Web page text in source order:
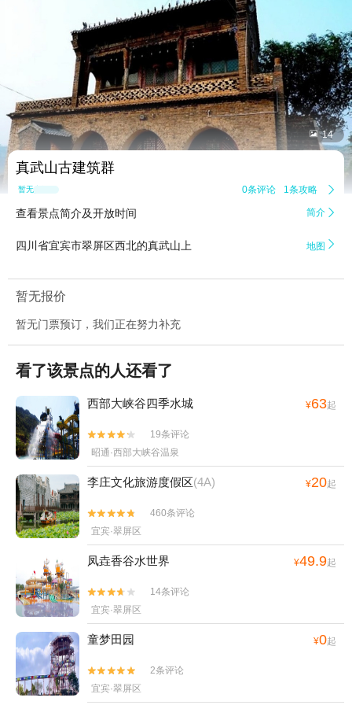
 14
真武山古建筑群
暂无点评 0条评论 1条攻略 
查看景点简介及开放时间 简介 
四川省宜宾市翠屏区西北的真武山上 地图 
暂无报价
暂无门票预订，我们正在努力补充
看了该景点的人还看了
西部大峡谷四季水城 ¥63起


19条评论
昭通·西部大峡谷温泉
李庄文化旅游度假区(4A) ¥20起


460条评论
宜宾·翠屏区
凤垚香谷水世界 ¥49.9起


14条评论
宜宾·翠屏区
童梦田园 ¥0起


2条评论
宜宾·翠屏区